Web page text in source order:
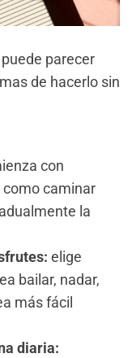
puede parecer
de hacerlo sin
con
caminar
la
elige
bailar, nadar,
más fácil
diaria: